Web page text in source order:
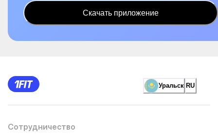
Скачать приложение
Уральск RU
Сотрудничество